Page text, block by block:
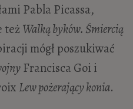
Pabla Picassa,
też Walką byków. Śmiercią
mógł poszukiwać
Francisca Goi i
Lew pożerający konia.